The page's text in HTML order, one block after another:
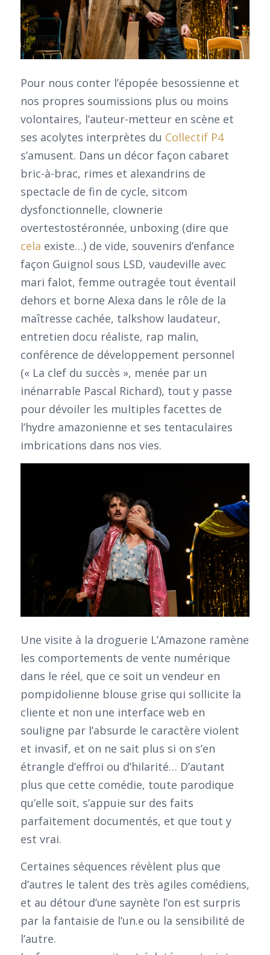
Pour nous conter l’épopée besossienne et
nos propres soumissions plus ou moins
volontaires, l’auteur-metteur en scène et
ses acolytes interprètes du Collectif P4
s’amusent. Dans un décor façon cabaret
bric-à-brac, rimes et alexandrins de
spectacle de fin de cycle, sitcom
dysfonctionnelle, clownerie
overtestostéronnée, unboxing (dire que
cela existe…) de vide, souvenirs d’enfance
façon Guignol sous LSD, vaudeville avec
mari falot, femme outragée tout éventail
dehors et borne Alexa dans le rôle de la
maîtresse cachée, talkshow laudateur,
entretien docu réaliste, rap malin,
conférence de développement personnel
(« La clef du succès », menée par un
inénarrable Pascal Richard), tout y passe
pour dévoiler les multiples facettes de
l’hydre amazonienne et ses tentaculaires
imbrications dans nos vies.
Une visite à la droguerie L’Amazone ramène
les comportements de vente numérique
dans le réel, que ce soit un vendeur en
pompidolienne blouse grise qui sollicite la
cliente et non une interface web en
souligne par l’absurde le caractère violent
et invasif, et on ne sait plus si on s’en
étrangle d’effroi ou d’hilarité… D’autant
plus que cette comédie, toute parodique
qu’elle soit, s’appuie sur des faits
parfaitement documentés, et que tout y
est vrai.
Certaines séquences révèlent plus que
d’autres le talent des très agiles comédiens,
et au détour d’une saynète l’on est surpris
par la fantaisie de l’un.e ou la sensibilité de
l’autre.